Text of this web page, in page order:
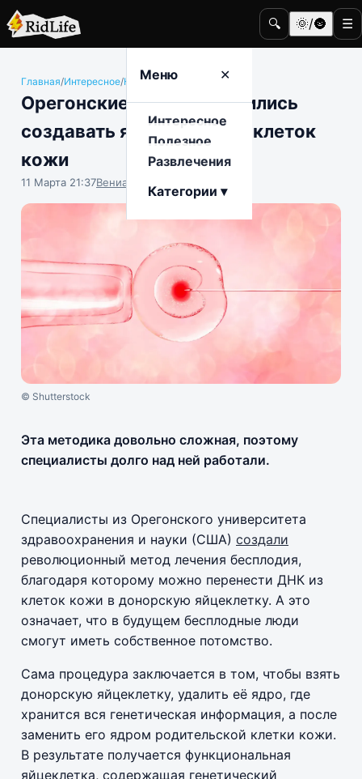
🔍 🌞/🌚 ☰
Меню ✕
Интересное
Полезное
Развлечения
Категории ▾
Главная/Интересное/Наука и техника
Орегонские учёные научились
создавать яйцеклетки из клеток
кожи
11 Марта 21:37Вениамин Ветролесов
© Shutterstock
Эта методика довольно сложная, поэтому
специалисты долго над ней работали.
Специалисты из Орегонского университета
здравоохранения и науки (США) создали
революционный метод лечения бесплодия,
благодаря которому можно перенести ДНК из
клеток кожи в донорскую яйцеклетку. А это
означает, что в будущем бесплодные люди
смогут иметь собственное потомство.
Сама процедура заключается в том, чтобы взять
донорскую яйцеклетку, удалить её ядро, где
хранится вся генетическая информация, а после
заменить его ядром родительской клетки кожи.
В результате получается функциональная
яйцеклетка, содержащая генетический